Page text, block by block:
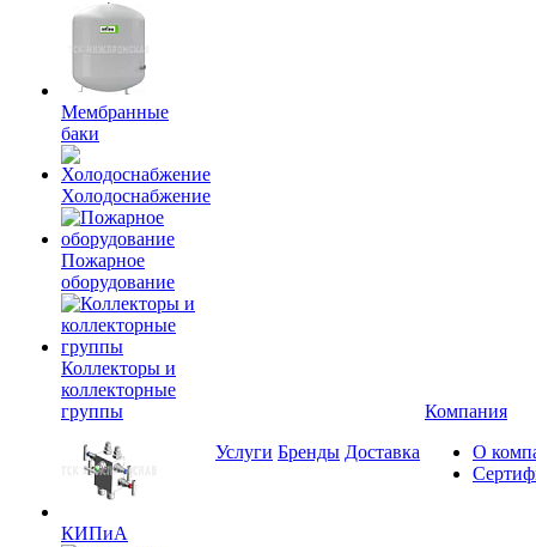
Мембранные
баки
Холодоснабжение
Пожарное
оборудование
Коллекторы и
коллекторные
группы
КИПиА
Услуги Бренды Доставка
Компания
О